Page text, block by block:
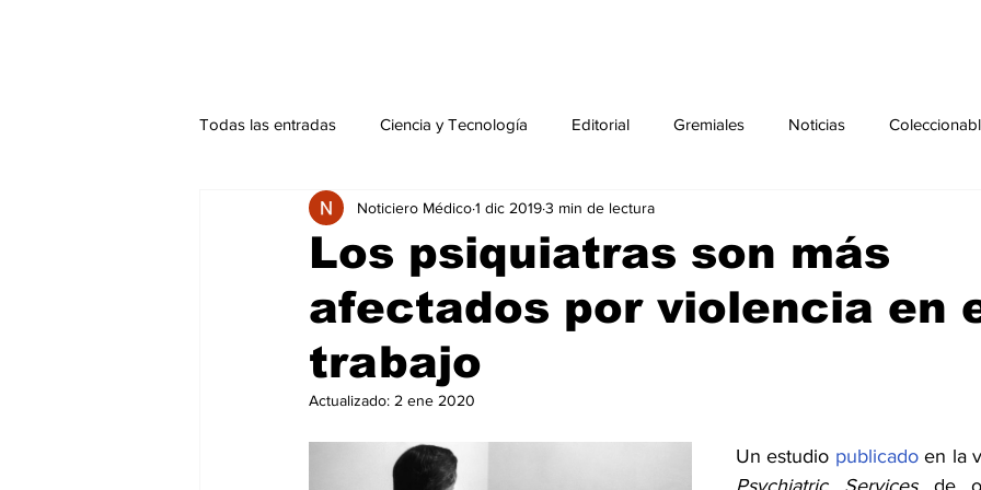
Todas las entradas Ciencia y Tecnología Editorial Gremiales Noticias
Actualidad Salud Mental Agenda Sección especial
Endocrinología Actualidad especial Ciencia y Tecnología especial Coleccionable
Perfiles especial dia mundial de la diabetes
Los psiquiatras son más
afectados por violencia en
trabajo
Noticiero Médico1 dic 20193 min de lectura
Actualizado: 2 ene 2020
Un estudio publicado
Psychiatric Services de